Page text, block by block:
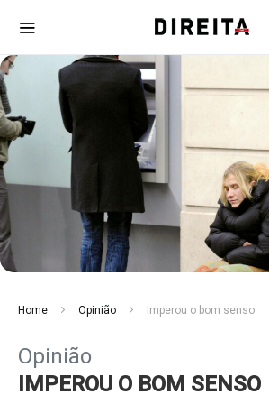
Home Opinião Imperou o bom senso
Opinião
IMPEROU O BOM SENSO